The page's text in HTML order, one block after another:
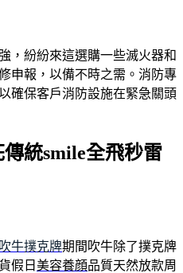
，紛紛來這選購一些滅火器和
申報，以備不時之需。消防專
確保客戶消防設施在緊急關頭
統smile全飛秒雷
吹牛撲克牌期間吹牛除了撲克牌
假日 美容養顔品質天然放款周